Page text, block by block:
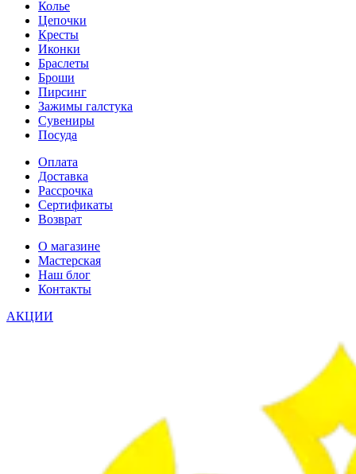
Колье
Цепочки
Кресты
Иконки
Браслеты
Броши
Пирсинг
Зажимы галстука
Сувениры
Посуда
Оплата
Доставка
Рассрочка
Сертификаты
Возврат
О магазине
Мастерская
Наш блог
Контакты
АКЦИИ